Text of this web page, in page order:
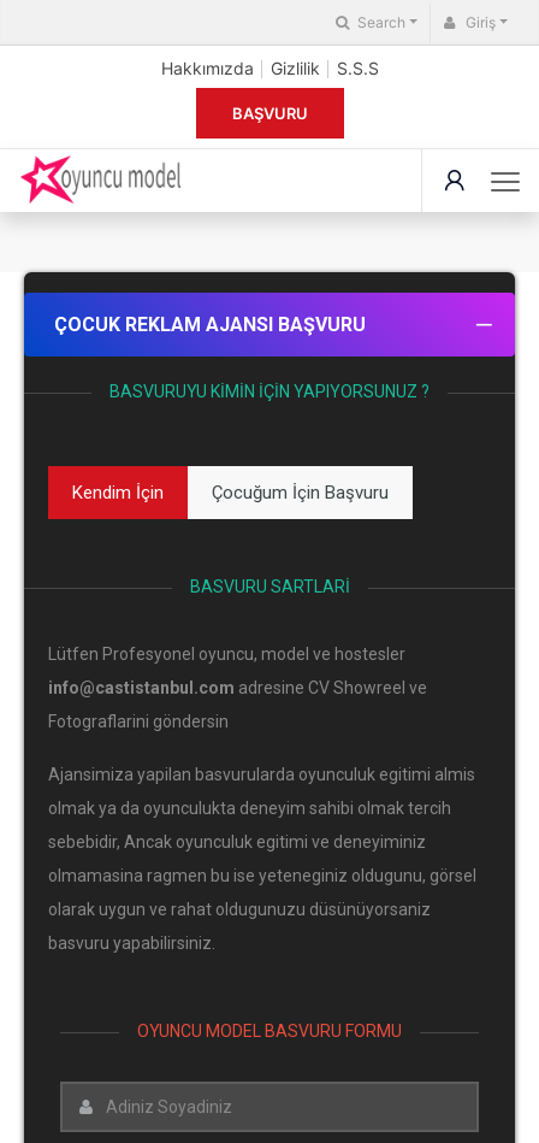
Search Giriş
Hakkımızda Gizlilik S.S.S
BAŞVURU
ÇOCUK REKLAM AJANSI BAŞVURU
BASVURUYU KIMIN İÇIN YAPIYORSUNUZ ?
Kendim İçin Çocuğum İçin Başvuru
BASVURU SARTLARI
Lütfen Profesyonel oyuncu, model ve hostesler
info@castistanbul.com adresine CV Showreel ve
Fotograflarini göndersin
Ajansimiza yapilan basvurularda oyunculuk egitimi almis
olmak ya da oyunculukta deneyim sahibi olmak tercih
sebebidir, Ancak oyunculuk egitimi ve deneyiminiz
olmamasina ragmen bu ise yeteneginiz oldugunu, görsel
olarak uygun ve rahat oldugunuzu düsünüyorsaniz
basvuru yapabilirsiniz.
OYUNCU MODEL BASVURU FORMU